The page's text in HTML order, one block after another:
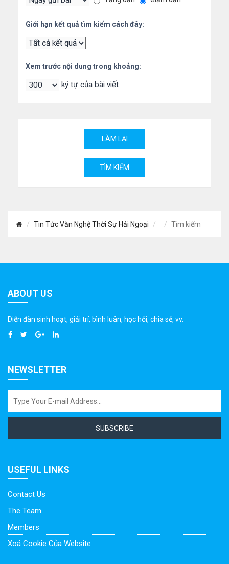
Giới hạn kết quả tìm kiếm cách đây:
Xem trước nội dung trong khoảng:
ký tự của bài viết
Tin Tức Văn Nghệ Thời Sự Hải Ngoại Tìm kiếm
ABOUT US
Diễn đàn sinh hoạt, giải trí, bình luân, học hỏi, chia sẻ, vv.
NEWSLETTER
SUBSCRIBE
USEFUL LINKS
Contact Us
The Team
Members
Xoá Cookie Của Website